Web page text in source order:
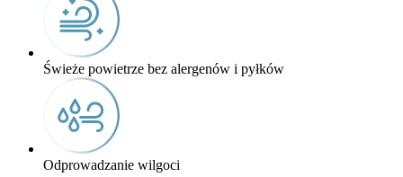
Świeże powietrze bez alergenów i pyłków
Odprowadzanie wilgoci